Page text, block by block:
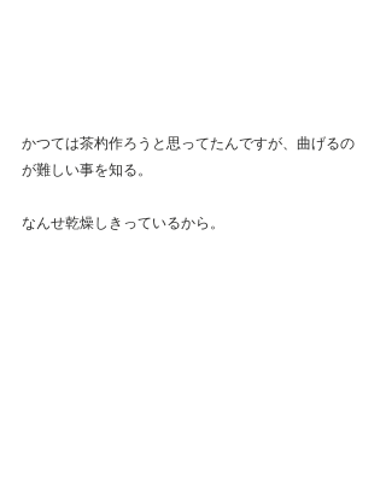
かつては茶杓作ろうと思ってたんですが、曲げるの
が難しい事を知る。
なんせ乾燥しきっているから。